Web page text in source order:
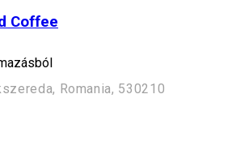
Coffee
Romania, 530210